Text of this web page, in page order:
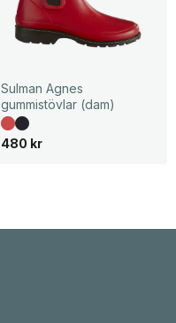
Sulman Agnes
gummistövlar (dam)
480 kr